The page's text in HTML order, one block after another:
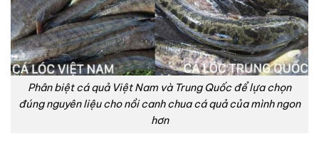
Phân biệt cá quả Việt Nam và Trung Quốc để lựa chọn
đúng nguyên liệu cho nồi canh chua cá quả của mình ngon
hơn